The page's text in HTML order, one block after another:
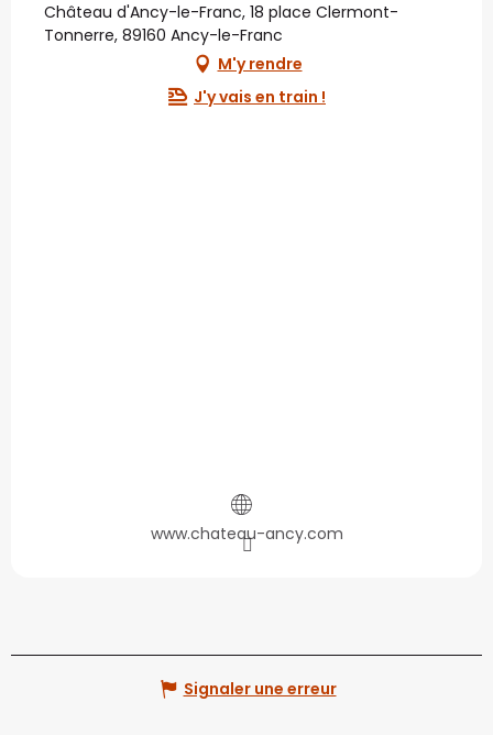
Château d'Ancy-le-Franc, 18 place Clermont-
Tonnerre, 89160 Ancy-le-Franc
M'y rendre
J'y vais en train !
www.chateau-ancy.com
Signaler une erreur